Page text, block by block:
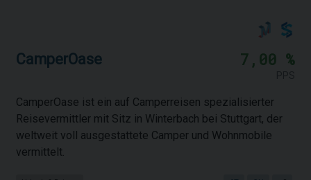
CamperOase 7,00 %
CamperOase ist ein auf Camperreisen spezialisierter
Reisevermittler mit Sitz in Winterbach bei Stuttgart, der
weltweit voll ausgestattete Camper und Wohnmobile
vermittelt.